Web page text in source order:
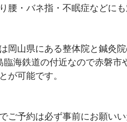
腰・バネ指・不眠症などにも
岡山県にある整体院と鍼灸院
臨海鉄道の付近なので赤磐
が可能です。
ご予約は必ず事前にお願いい